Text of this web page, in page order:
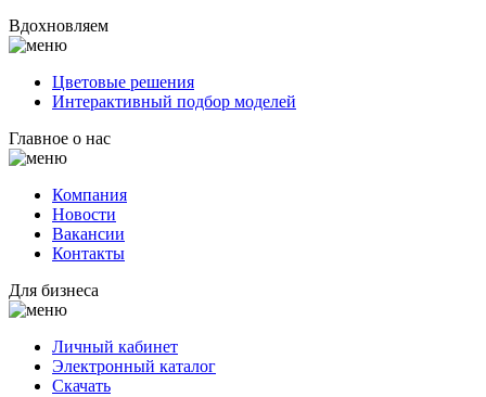
Вдохновляем
Цветовые решения
Интерактивный подбор моделей
Главное о нас
Компания
Новости
Вакансии
Контакты
Для бизнеса
Личный кабинет
Электронный каталог
Скачать